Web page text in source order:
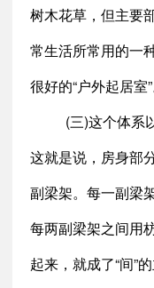
树木花草，但主要
常生活所常用的一
很好的“户外起居室”
(三)这个体系
这就是说，房身部
副梁架。每一副梁
每两副梁架之间用
起来，就成了“间”